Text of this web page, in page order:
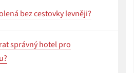
bez cestovky levněji?
správný hotel pro